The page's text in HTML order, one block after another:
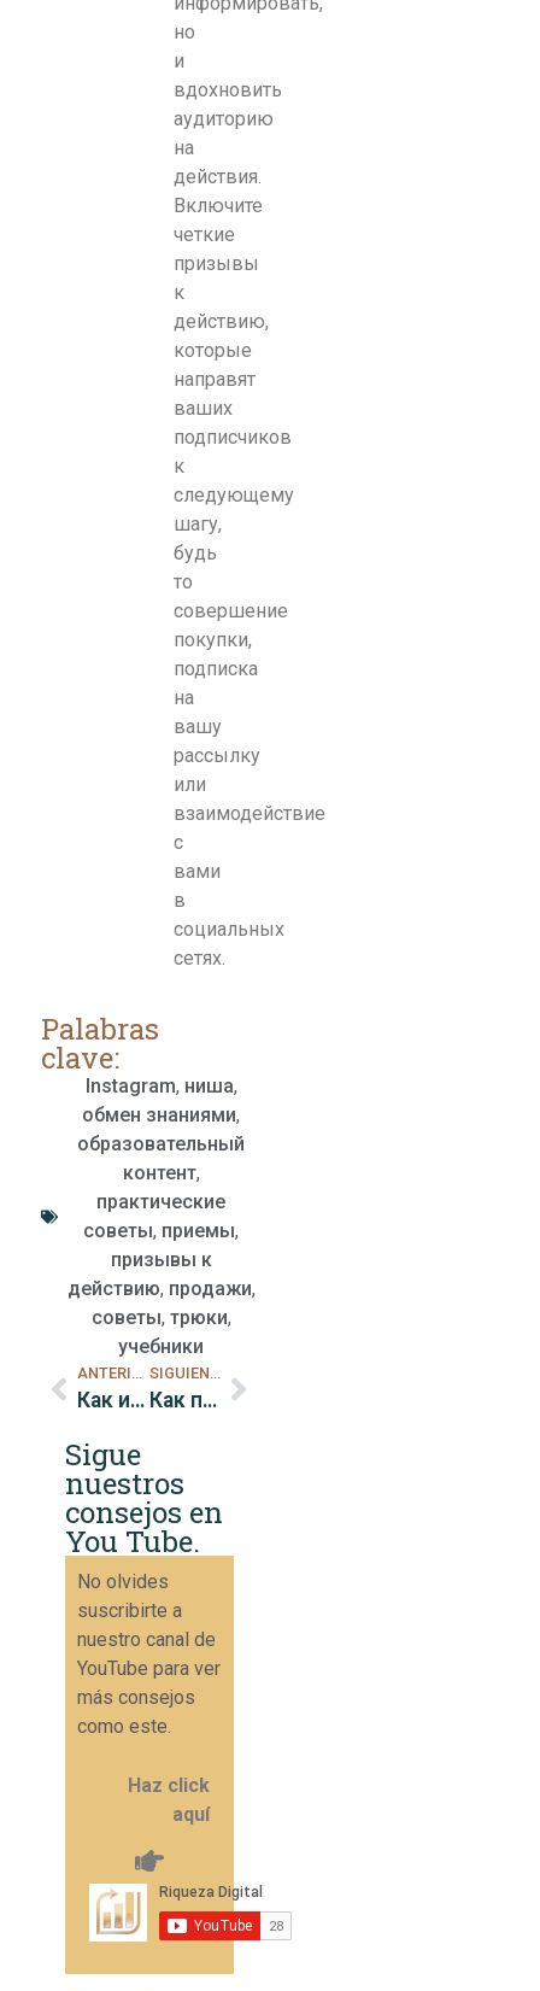
но
и
вдохновить
аудиторию
на
действия.
Включите
четкие
призывы
к
действию,
которые
направят
ваших
подписчиков
к
следующему
шагу,
будь
то
совершение
покупки,
подписка
на
вашу
рассылку
или
взаимодействие
с
вами
в
социальных
сетях.
Palabras
clave:
Instagram, ниша,
обмен знаниями,
образовательный
контент,
практические
советы, приемы,
призывы к
действию, продажи,
советы, трюки,
учебники
ANTERIOR
Как использовать теги товаров на Instagram для увеличения продаж
SIGUIENTE
Как поддерживать и сотрудничать с микроинфлюенсерами в Instagram, чтобы увеличить продажи
Sigue
nuestros
consejos en
You Tube.
No olvides
suscribirte a
nuestro canal de
YouTube para ver
más consejos
como este.
Haz click
aquí